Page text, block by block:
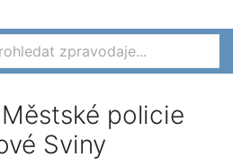
policie
Sviny